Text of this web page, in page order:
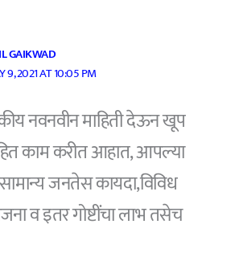
GAIKWAD
9, 2021 AT 10:05 PM
नवनवीन माहिती देऊन खूप
काम करीत आहात, आपल्या
जनतेस कायदा,विविध
व इतर गोष्टींचा लाभ तसेच